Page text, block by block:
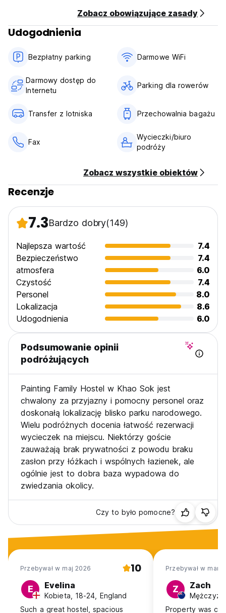
Zobacz obowiązujące zasady
Udogodnienia
Bezpłatny parking Darmowe WiFi
Darmowy dostęp do
Internetu
Parking dla rowerów
Transfer z lotniska Przechowalnia bagażu
Fax
Wycieczki/biuro
podróży
Zobacz wszystkie obiektów
Recenzje
7.3Bardzo dobry(149)
Najlepsza wartość
7.4
Bezpieczeństwo
7.4
atmosfera
6.0
Czystość
7.4
Personel
8.0
Lokalizacja
8.6
Udogodnienia
6.0
Podsumowanie opinii
podróżujących
Painting Family Hostel w Khao Sok jest
chwalony za przyjazny i pomocny personel oraz
doskonałą lokalizację blisko parku narodowego.
Wielu podróżnych docenia łatwość rezerwacji
wycieczek na miejscu. Niektórzy goście
zauważają brak prywatności z powodu braku
zasłon przy łóżkach i wspólnych łazienek, ale
ogólnie jest to dobra baza wypadowa do
zwiedzania okolicy.
Czy to było pomocne?
Przebywał w maj 2026 10
E Evelina
Kobieta, 18-24, England
Such a great hostel, spacious
Przebywał w mar
Z Zach
Property was